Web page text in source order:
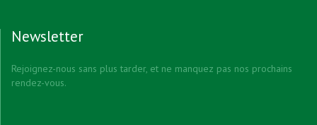
Newsletter
Rejoignez-nous sans plus tarder, et ne manquez pas nos prochains
rendez-vous.